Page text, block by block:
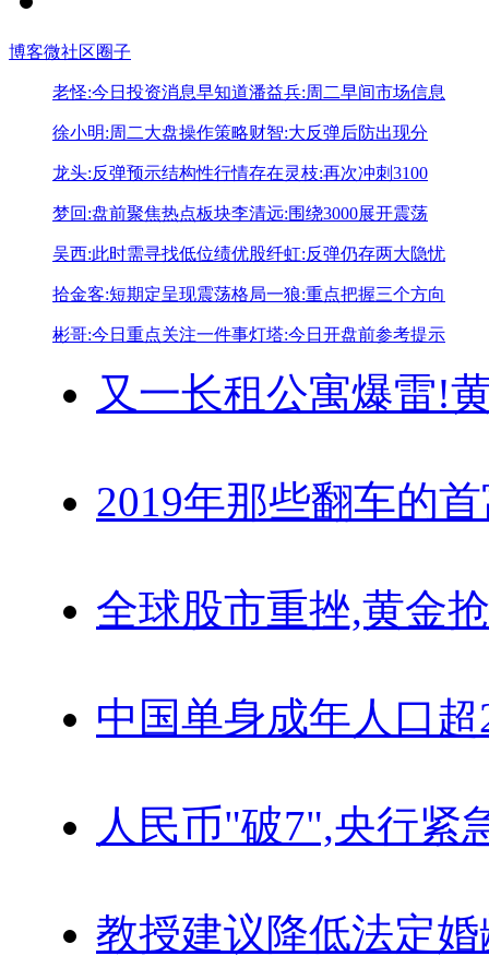
博客微社区圈子
老怪:今日投资消息早知道潘益兵:周二早间市场信息
徐小明:周二大盘操作策略财智:大反弹后防出现分
龙头:反弹预示结构性行情存在灵枝:再次冲刺3100
梦回:盘前聚焦热点板块李清远:围绕3000展开震荡
吴西:此时需寻找低位绩优股纤虹:反弹仍存两大隐忧
拾金客:短期定呈现震荡格局一狼:重点把握三个方向
彬哥:今日重点关注一件事灯塔:今日开盘前参考提示
又一长租公寓爆雷!
2019年那些翻车的
全球股市重挫,黄金
中国单身成年人口超
人民币"破7",央行紧
教授建议降低法定婚